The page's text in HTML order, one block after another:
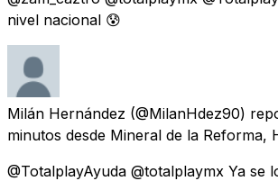
nivel nacional 😰
Milán Hernández (@MilanHdez90)
minutos desde Mineral de la Reforma,
@TotalplayAyuda @totalplaymx Ya se